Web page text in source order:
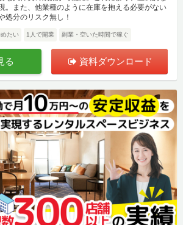
。また、他業種のように在庫を抱える必要がない
処分のリスク無し！
たい 1人で開業 副業・空いた時間で稼ぐ
る 資料ダウンロード